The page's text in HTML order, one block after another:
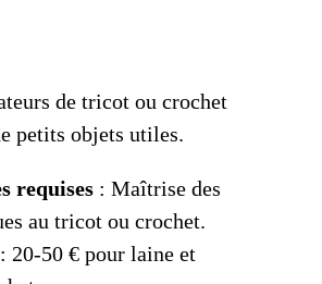
de tricot ou crochet
petits objets utiles.
requises : Maîtrise des
au tricot ou crochet.
: 20-50 € pour laine et